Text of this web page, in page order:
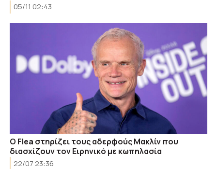
05/11 02:43
Ο Flea στηρίζει τους αδερφούς Μακλίν που
διασχίζουν τον Ειρηνικό με κωπηλασία
22/07 23:36